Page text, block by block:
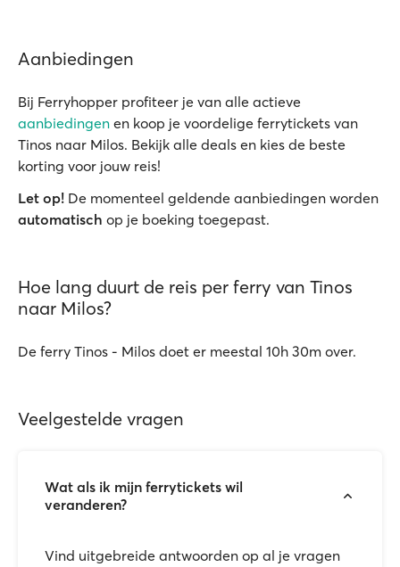
Aanbiedingen
Bij Ferryhopper profiteer je van alle actieve
aanbiedingen en koop je voordelige ferrytickets van
Tinos naar Milos. Bekijk alle deals en kies de beste
korting voor jouw reis!
Let op! De momenteel geldende aanbiedingen worden
automatisch op je boeking toegepast.
Hoe lang duurt de reis per ferry van Tinos
naar Milos?
De ferry Tinos - Milos doet er meestal 10h 30m over.
Veelgestelde vragen
Wat als ik mijn ferrytickets wil
veranderen?
Vind uitgebreide antwoorden op al je vragen